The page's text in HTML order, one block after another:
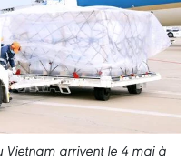
Vietnam arrivent le 4 mai à